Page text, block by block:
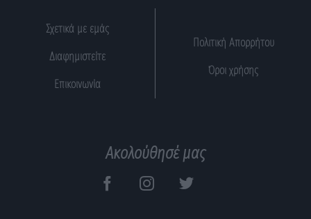
Σχετικά με εμάς
Διαφημιστείτε
Επικοινωνία
Πολιτική Απορρήτου
Όροι χρήσης
Ακολούθησέ μας